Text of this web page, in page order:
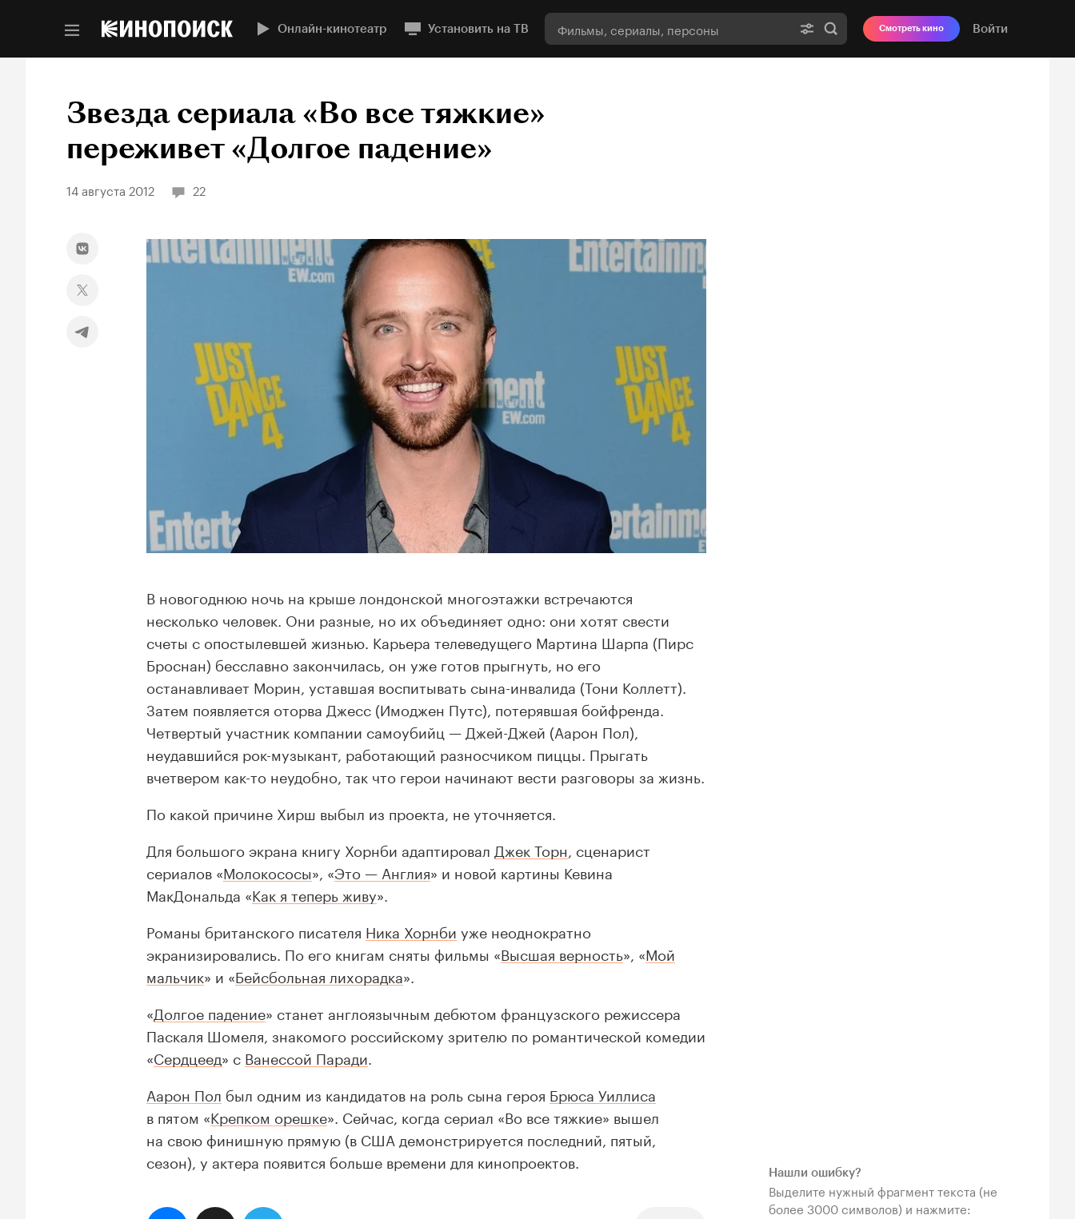
Онлайн-кинотеатр Установить на ТВ Смотреть кино Войти
Звезда сериала «Во все тяжкие»
переживет «Долгое падение»
14 августа 2012 22
В новогоднюю ночь на крыше лондонской многоэтажки встречаются
несколько человек. Они разные, но их объединяет одно: они хотят свести
счеты с опостылевшей жизнью. Карьера телеведущего Мартина Шарпа (Пирс
Броснан) бесславно закончилась, он уже готов прыгнуть, но его
останавливает Морин, уставшая воспитывать сына-инвалида (Тони Коллетт).
Затем появляется оторва Джесс (Имоджен Путс), потерявшая бойфренда.
Четвертый участник компании самоубийц — Джей-Джей (Аарон Пол),
неудавшийся рок-музыкант, работающий разносчиком пиццы. Прыгать
вчетвером как-то неудобно, так что герои начинают вести разговоры за жизнь.
По какой причине Хирш выбыл из проекта, не уточняется.
Для большого экрана книгу Хорнби адаптировал Джек Торн , сценарист
сериалов «Молокососы», «Это — Англия» и новой картины Кевина
МакДональда «Как я теперь живу».
Романы британского писателя Ника Хорнби уже неоднократно
экранизировались. По его книгам сняты фильмы «Высшая верность», «Мой
мальчик» и «Бейсбольная лихорадка».
«Долгое падение» станет англоязычным дебютом французского режиссера
Паскаля Шомеля, знакомого российскому зрителю по романтической комедии
«Сердцеед» с Ванессой Паради
Аарон Пол был одним из кандидатов на роль сына героя Брюса Уиллиса
в пятом «Крепком орешке». Сейчас, когда сериал «Во все тяжкие» вышел
на свою финишную прямую (в США демонстрируется последний, пятый,
сезон), у актера появится больше времени для кинопроектов.
Нашли ошибку?
Выделите нужный фрагмент текста (не
более 3000 символов) и нажмите: